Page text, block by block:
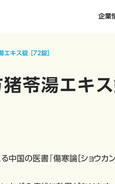
企業
エキス錠 ［72錠］
猪苓湯エキス
国の医書『傷寒論［ショウカン